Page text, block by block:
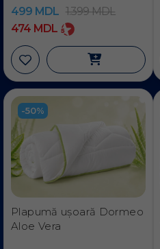
499 MDL 1.399MDL
474 MDL
-50%
Plapumă ușoară Dormeo
Aloe Vera